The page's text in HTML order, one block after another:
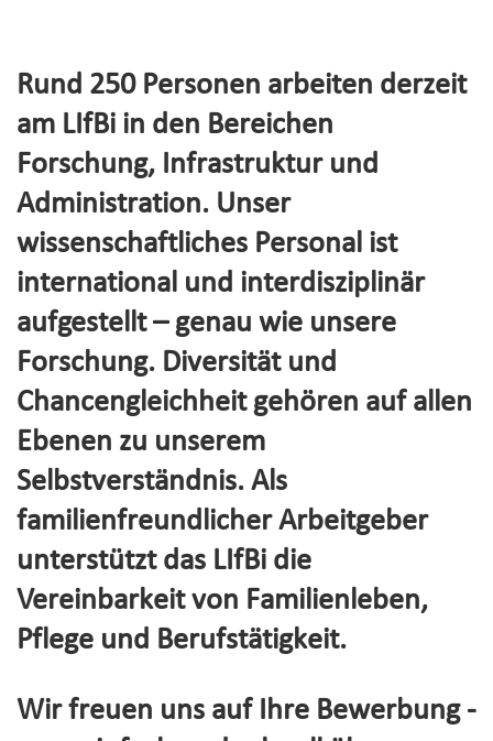
Rund 250 Personen arbeiten derzeit
am LIfBi in den Bereichen
Forschung, Infrastruktur und
Administration. Unser
wissenschaftliches Personal ist
international und interdisziplinär
aufgestellt – genau wie unsere
Forschung. Diversität und
Chancengleichheit gehören auf allen
Ebenen zu unserem
Selbstverständnis. Als
familienfreundlicher Arbeitgeber
unterstützt das LIfBi die
Vereinbarkeit von Familienleben,
Pflege und Berufstätigkeit.
Wir freuen uns auf Ihre Bewerbung -